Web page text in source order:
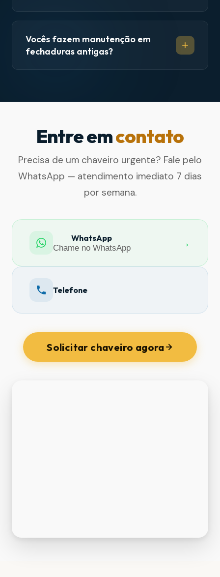
Vocês fazem manutenção em
fechaduras antigas?
Entre emcontato
Precisa de um chaveiro urgente? Fale pelo
WhatsApp — atendimento imediato 7 dias
por semana.
WhatsApp
Chame no WhatsApp
→
Telefone
Solicitar chaveiro agora